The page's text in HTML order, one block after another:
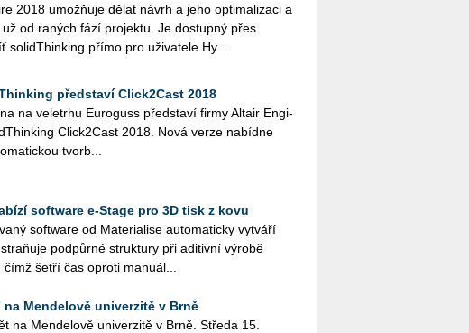
2018 umožňuje dělat návrh a jeho optimalizaci a
od raných fází projektu. Je dostupný přes
solidThinking přímo pro uživatele Hy...
představí Click2Cast 2018
na veletrhu Euroguss představí firmy Altair Engi­
Click2Cast 2018. Nová verze nabídne
tvorb...
software e-Stage pro 3D tisk z kovu
software od Materialise automaticky vytváří
podpůrné struktury při aditivní výrobě
šetří čas oproti manuál...
na Mendelově univerzitě v Brně
na Mendelově univerzitě v Brně. Středa 15.